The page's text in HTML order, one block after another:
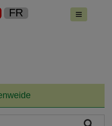
FR